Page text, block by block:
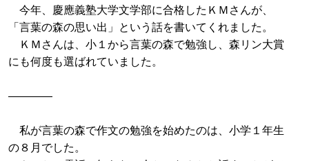
今年、慶應義塾大学文学部に合格したＫＭさんが、
「言葉の森の思い出」という話を書いてくれました。
ＫＭさんは、小１から言葉の森で勉強し、森リン大賞
にも何度も選ばれていました。
――――
私が言葉の森で作文の勉強を始めたのは、小学１年生
の８月でした。